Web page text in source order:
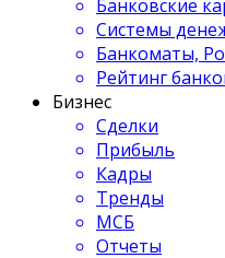
Банковские
Системы
Банкоматы,
Рейтинг
Бизнес
Сделки
Прибыль
Кадры
Тренды
МСБ
Отчеты